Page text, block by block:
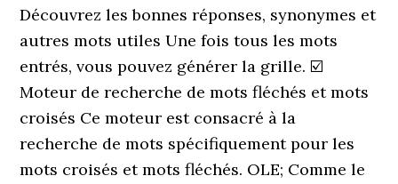
Découvrez les bonnes réponses, synonymes et
autres mots utiles Une fois tous les mots
entrés, vous pouvez générer la grille. ☑️
Moteur de recherche de mots fléchés et mots
croisés Ce moteur est consacré à la
recherche de mots spécifiquement pour les
mots croisés et mots fléchés. OLE; Comme le